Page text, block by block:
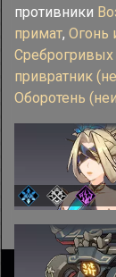
противники
примат, Огонь
привратник
Оборотень